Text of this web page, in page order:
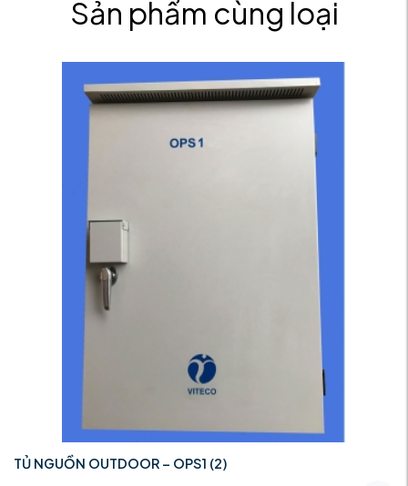
Sản phẩm cùng loại
TỦ NGUỒN OUTDOOR – OPS1 (2)